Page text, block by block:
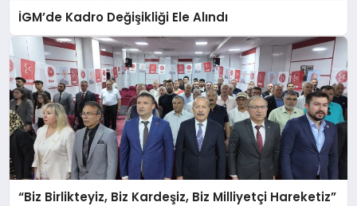
İGM’de Kadro Değişikliği Ele Alındı
“Biz Birlikteyiz, Biz Kardeşiz, Biz Milliyetçi Hareketiz”